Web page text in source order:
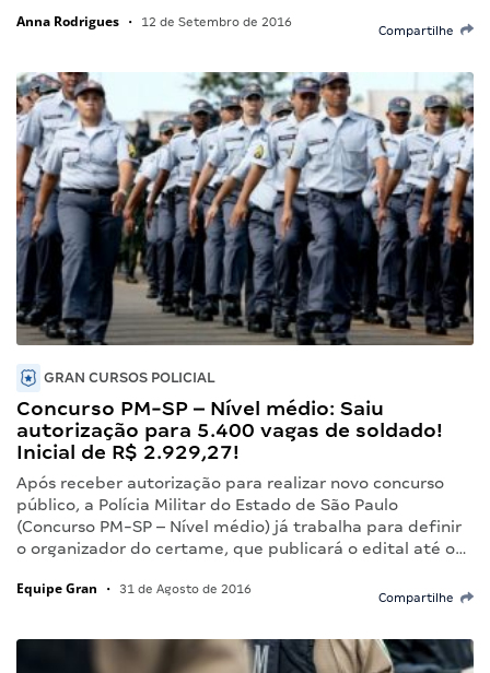
Anna Rodrigues • 12 de Setembro de 2016
Compartilhe
GRAN CURSOS POLICIAL
Concurso PM-SP – Nível médio: Saiu
autorização para 5.400 vagas de soldado!
Inicial de R$ 2.929,27!
Após receber autorização para realizar novo concurso
público, a Polícia Militar do Estado de São Paulo
(Concurso PM-SP – Nível médio) já trabalha para definir
o organizador do certame, que publicará o edital até o…
Equipe Gran • 31 de Agosto de 2016
Compartilhe